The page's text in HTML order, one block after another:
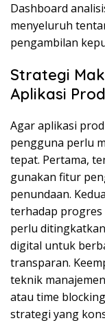
Dashboard
menyeluruh
pengambilan
Strategi
Aplikasi
Agar aplikasi
pengguna perlu
tepat. Pertama,
gunakan fitur
penundaan.
terhadap
perlu
digital untuk
transparan.
teknik
atau time
strategi yang